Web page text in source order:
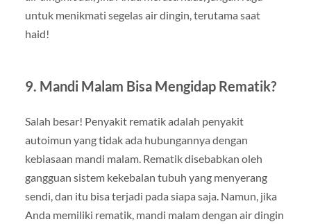
untuk menikmati segelas air dingin, terutama saat
haid!
9. Mandi Malam Bisa Mengidap Rematik?
Salah besar! Penyakit rematik adalah penyakit
autoimun yang tidak ada hubungannya dengan
kebiasaan mandi malam. Rematik disebabkan oleh
gangguan sistem kekebalan tubuh yang menyerang
sendi, dan itu bisa terjadi pada siapa saja. Namun, jika
Anda memiliki rematik, mandi malam dengan air dingin